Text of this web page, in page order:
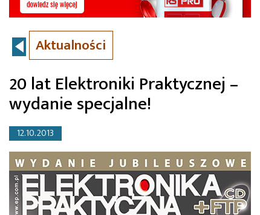
Aktualności
20 lat Elektroniki Praktycznej –
wydanie specjalne!
12.10.2013